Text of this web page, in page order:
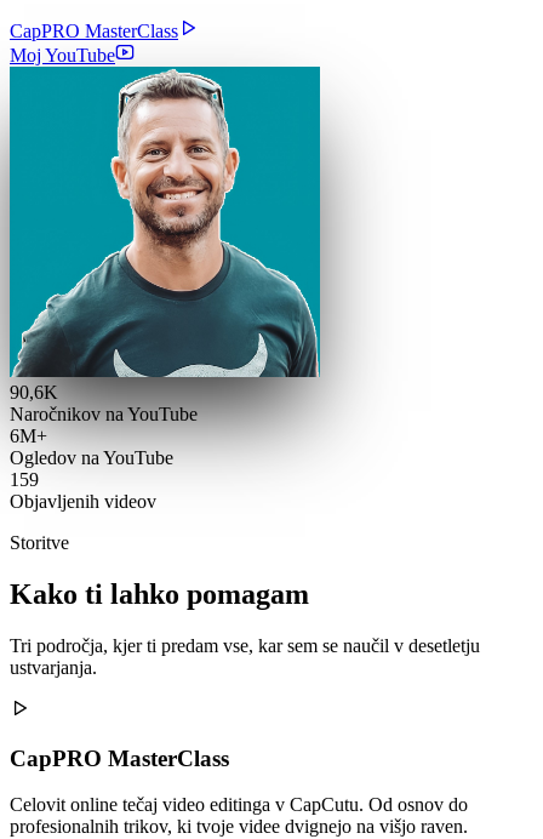
CapPRO MasterClass
Moj YouTube
90,6K
Naročnikov na YouTube
6M+
Ogledov na YouTube
159
Objavljenih videov
Storitve
Kako ti lahko pomagam
Tri področja, kjer ti predam vse, kar sem se naučil v desetletju
ustvarjanja.
CapPRO MasterClass
Celovit online tečaj video editinga v CapCutu. Od osnov do
profesionalnih trikov, ki tvoje videe dvignejo na višjo raven.